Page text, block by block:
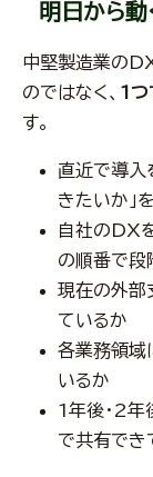
明日から動
中堅製造業の
のではなく、 1つ
す。
直近で導入
きたいか」
自社のDX
の順番で段
現在の外部
ているか
各業務領域
いるか
1年後・2年
で共有でき